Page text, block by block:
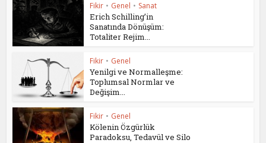
Fikir • Genel • Sanat
Erich Schilling’in
Sanatında Dönüşüm:
Totaliter Rejim...
Fikir • Genel
Yenilgi ve Normalleşme:
Toplumsal Normlar ve
Değişim...
Fikir • Genel
Kölenin Özgürlük
Paradoksu, Tedavül ve Silo